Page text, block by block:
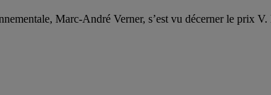
Marc-André Verner, s’est vu décerner le